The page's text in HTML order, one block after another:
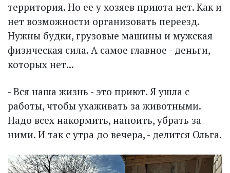
территория. Но ее у хозяев приюта нет. Как и
нет возможности организовать переезд.
Нужны будки, грузовые машины и мужская
физическая сила. А самое главное - деньги,
которых нет...
- Вся наша жизнь - это приют. Я ушла с
работы, чтобы ухаживать за животными.
Надо всех накормить, напоить, убрать за
ними. И так с утра до вечера, - делится Ольга.